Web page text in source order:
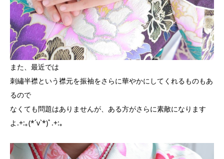
また、最近では
刺繡半襟という襟元を振袖をさらに華やかにしてくれるものもあ
るので
なくても問題はありませんが、ある方がさらに素敵になります
よ.+:｡(*´v`*)ﾟ.+:｡